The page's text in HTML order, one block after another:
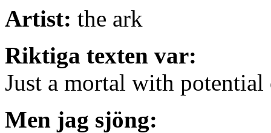
Artist: the ark
Riktiga texten var:
Just a mortal with potential
Men jag sjöng: